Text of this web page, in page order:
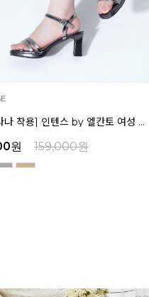
마쯔 by 엘칸토 여성 볼륨 스트랩 플랫 샌들 2cm LCWW58M626
원 159,000원